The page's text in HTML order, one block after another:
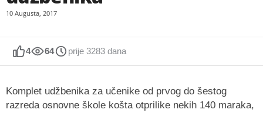
10 Augusta, 2017
4 64 prije 3283 dana
Komplet udžbenika za učenike od prvog do šestog
razreda osnovne škole košta otprilike nekih 140 maraka,